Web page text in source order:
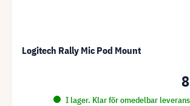
Logitech Rally Mic Pod Mount
I lager. Klar för omedelbar